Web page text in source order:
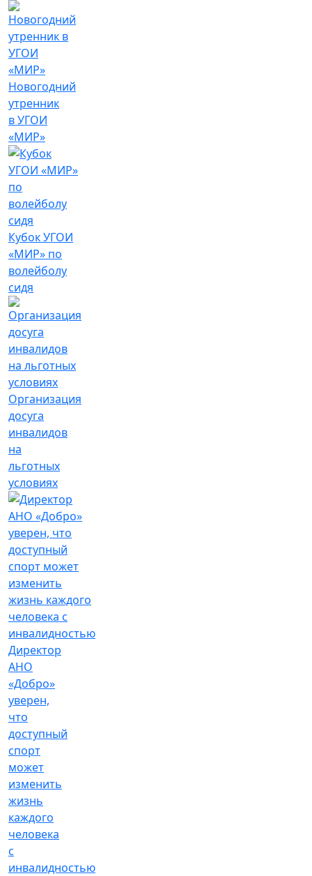
Новогодний
утренник
в УГОИ
«МИР»
Кубок УГОИ
«МИР» по
волейболу
сидя
Организация
досуга
инвалидов
на
льготных
условиях
Директор
АНО
«Добро»
уверен,
что
доступный
спорт
может
изменить
жизнь
каждого
человека
с
инвалидностью